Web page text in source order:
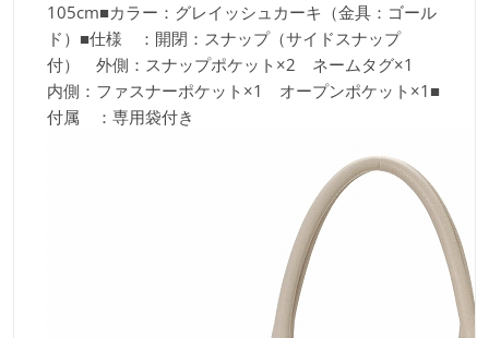
105cm■カラー：グレイッシュカーキ（金具：ゴール
ド）■仕様 ：開閉：スナップ（サイドスナップ
付） 外側：スナップポケット×2 ネームタグ×1
内側：ファスナーポケット×1 オープンポケット×1■
付属 ：専用袋付き